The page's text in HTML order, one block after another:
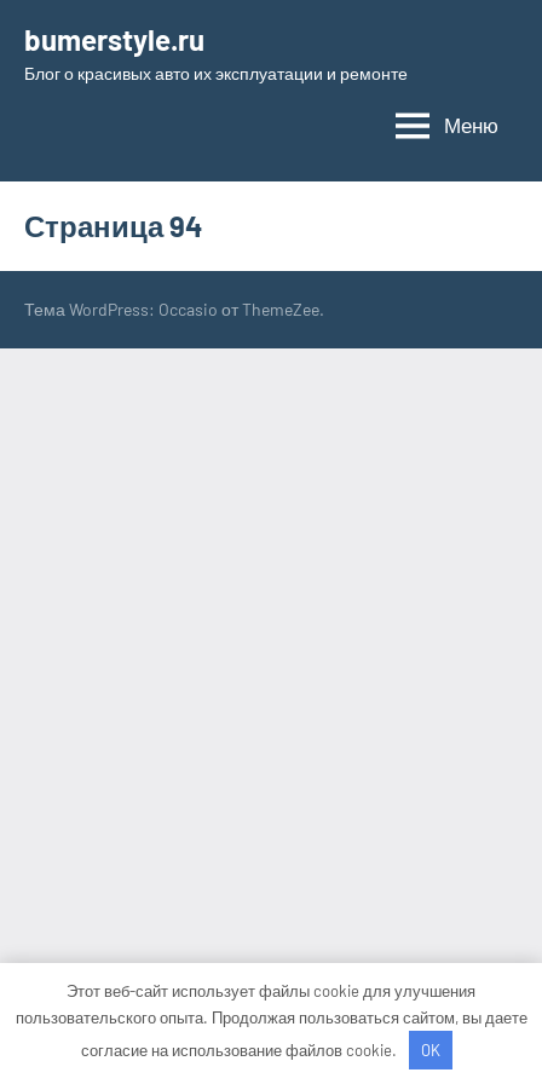
содержимому
bumerstyle.ru
Блог о красивых авто их эксплуатации и ремонте
Меню
Страница 94
Тема WordPress: Occasio от ThemeZee.
Этот веб-сайт использует файлы cookie для улучшения
пользовательского опыта. Продолжая пользоваться сайтом, вы даете
согласие на использование файлов cookie.
OK